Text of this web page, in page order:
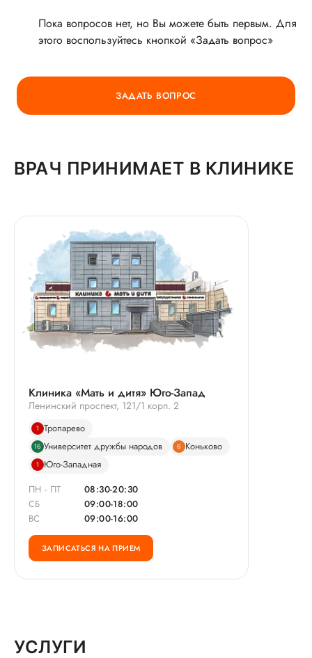
ГОРЯЧАЯ ЛИНИЯ КАЧЕСТВА
Пока вопросов нет, но Вы можете быть первым. Для
этого воспользуйтесь кнопкой «Задать вопрос»
ЗАДАТЬ ВОПРОС
ВРАЧ ПРИНИМАЕТ В КЛИНИКЕ
Клиника «Мать и дитя» Юго-Запад
Ленинский проспект, 121/1 корп. 2
1 Тропарево
16 Университет дружбы народов 6 Коньково
1
Юго-Западная
ПН - ПТ
08:30-20:30
СБ
09:00-18:00
ВС
09:00-16:00
ЗАПИСАТЬСЯ НА ПРИЕМ
УСЛУГИ